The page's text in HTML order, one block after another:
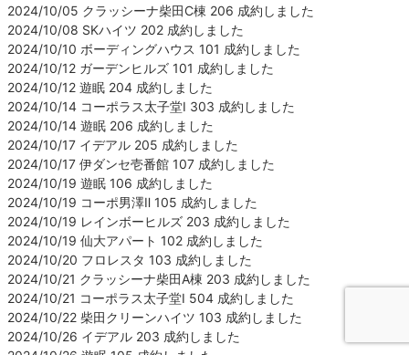
2024/10/05 クラッシーナ柴田C棟 206 成約しました
2024/10/08 SKハイツ 202 成約しました
2024/10/10 ボーディングハウス 101 成約しました
2024/10/12 ガーデンヒルズ 101 成約しました
2024/10/12 遊眠 204 成約しました
2024/10/14 コーポラス太子堂Ⅰ 303 成約しました
2024/10/14 遊眠 206 成約しました
2024/10/17 イデアル 205 成約しました
2024/10/17 伊ダンセ壱番館 107 成約しました
2024/10/19 遊眠 106 成約しました
2024/10/19 コーポ男澤Ⅱ 105 成約しました
2024/10/19 レインボーヒルズ 203 成約しました
2024/10/19 仙大アパート 102 成約しました
2024/10/20 フロレスタ 103 成約しました
2024/10/21 クラッシーナ柴田A棟 203 成約しました
2024/10/21 コーポラス太子堂Ⅰ 504 成約しました
2024/10/22 柴田クリーンハイツ 103 成約しました
2024/10/26 イデアル 203 成約しました